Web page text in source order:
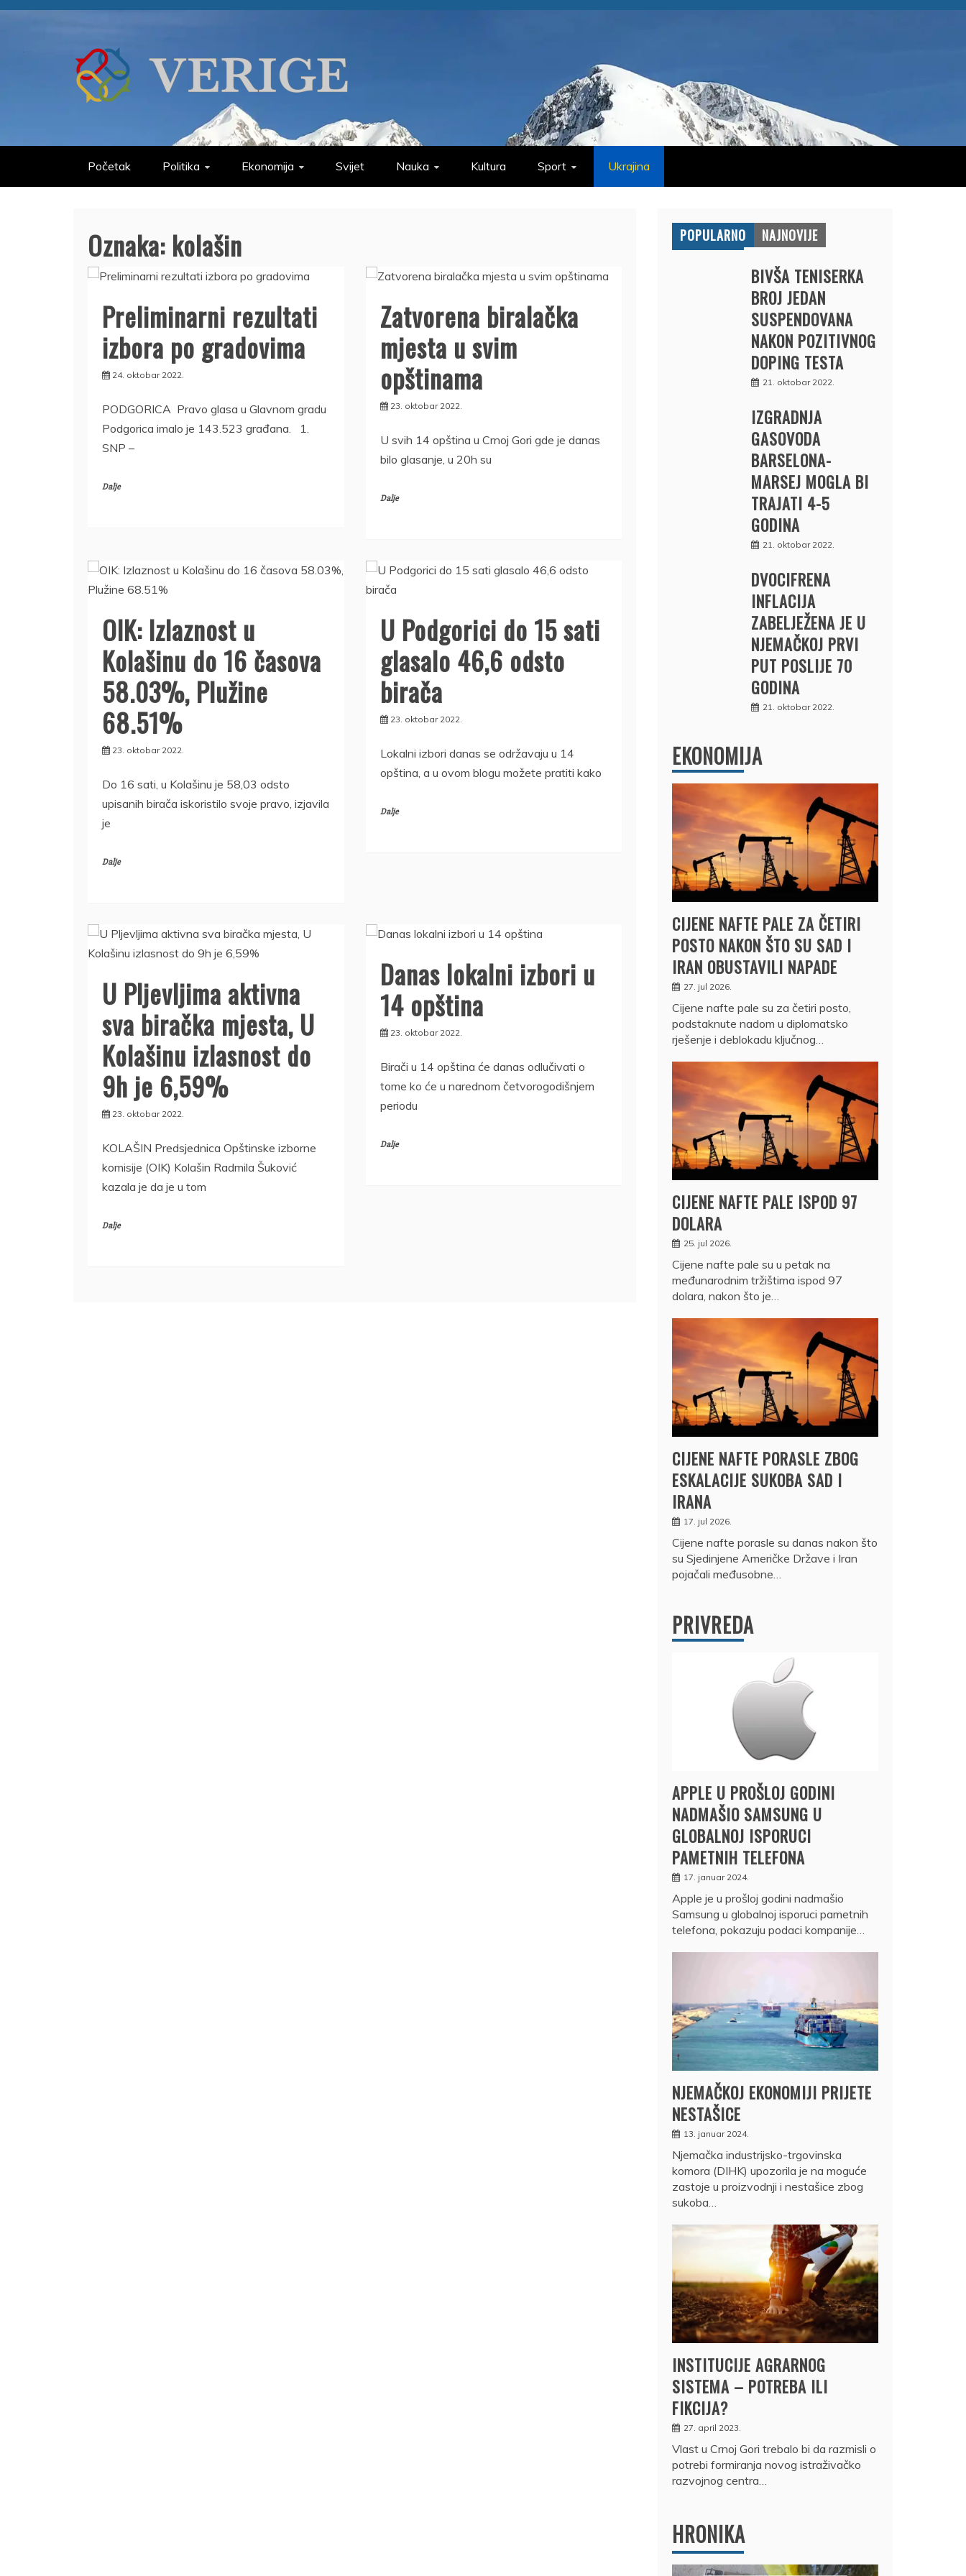
Skip
VERIGE
Početak Politika Ekonomija Svijet Nauka Kultura Sport Ukrajina
Oznaka: kolašin
Preliminarni rezultati
izbora po gradovima
24. oktobar 2022.
PODGORICA Pravo glasa u Glavnom gradu
Podgorica imalo je 143.523 građana. 1.
SNP –
Dalje
Zatvorena biralačka
mjesta u svim
opštinama
23. oktobar 2022.
U svih 14 opština u Crnoj Gori gde je danas
bilo glasanje, u 20h su
Dalje
OIK: Izlaznost u
Kolašinu do 16 časova
58.03%, Plužine
68.51%
23. oktobar 2022.
Do 16 sati, u Kolašinu je 58,03 odsto
upisanih birača iskoristilo svoje pravo, izjavila
je
Dalje
U Podgorici do 15 sati
glasalo 46,6 odsto
birača
23. oktobar 2022.
Lokalni izbori danas se održavaju u 14
opština, a u ovom blogu možete pratiti kako
Dalje
U Pljevljima aktivna
sva biračka mjesta, U
Kolašinu izlasnost do
9h je 6,59%
23. oktobar 2022.
KOLAŠIN Predsjednica Opštinske izborne
komisije (OIK) Kolašin Radmila Šuković
kazala je da je u tom
Dalje
Danas lokalni izbori u
14 opština
23. oktobar 2022.
Birači u 14 opština će danas odlučivati o
tome ko će u narednom četvorogodišnjem
periodu
Dalje
POPULARNO NAJNOVIJE
BIVŠA TENISERKA
BROJ JEDAN
SUSPENDOVANA
NAKON POZITIVNOG
DOPING TESTA
21. oktobar 2022.
IZGRADNJA
GASOVODA
BARSELONA-
MARSEJ MOGLA BI
TRAJATI 4-5
GODINA
21. oktobar 2022.
DVOCIFRENA
INFLACIJA
ZABELJEŽENA JE U
NJEMAČKOJ PRVI
PUT POSLIJE 70
GODINA
21. oktobar 2022.
EKONOMIJA
CIJENE NAFTE PALE ZA ČETIRI
POSTO NAKON ŠTO SU SAD I
IRAN OBUSTAVILI NAPADE
27. jul 2026.
Cijene nafte pale su za četiri posto,
podstaknute nadom u diplomatsko
rješenje i deblokadu ključnog…
CIJENE NAFTE PALE ISPOD 97
DOLARA
25. jul 2026.
Cijene nafte pale su u petak na
međunarodnim tržištima ispod 97
dolara, nakon što je…
CIJENE NAFTE PORASLE ZBOG
ESKALACIJE SUKOBA SAD I
IRANA
17. jul 2026.
Cijene nafte porasle su danas nakon što
su Sjedinjene Američke Države i Iran
pojačali međusobne…
PRIVREDA
APPLE U PROŠLOJ GODINI
NADMAŠIO SAMSUNG U
GLOBALNOJ ISPORUCI
PAMETNIH TELEFONA
17. januar 2024.
Apple je u prošloj godini nadmašio
Samsung u globalnoj isporuci pametnih
telefona, pokazuju podaci kompanije…
NJEMAČKOJ EKONOMIJI PRIJETE
NESTAŠICE
13. januar 2024.
Njemačka industrijsko-trgovinska
komora (DIHK) upozorila je na moguće
zastoje u proizvodnji i nestašice zbog
sukoba…
INSTITUCIJE AGRARNOG
SISTEMA – POTREBA ILI
FIKCIJA?
27. april 2023.
Vlast u Crnoj Gori trebalo bi da razmisli o
potrebi formiranja novog istraživačko
razvojnog centra…
HRONIKA